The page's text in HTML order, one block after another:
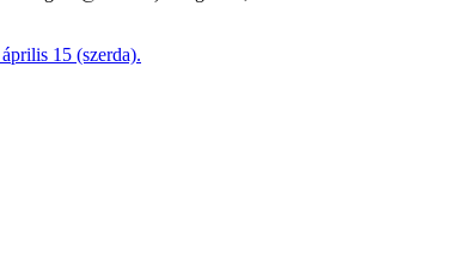
15 (szerda).